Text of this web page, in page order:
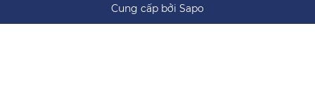
Cung cấp bởi Sapo